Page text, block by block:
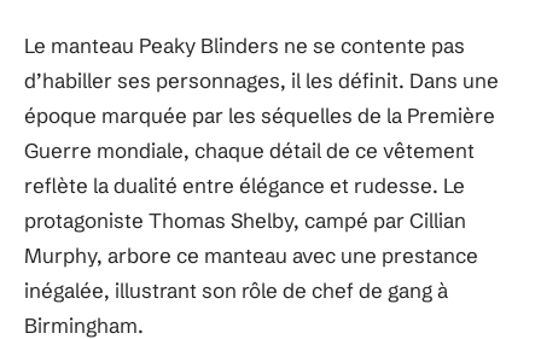
Le manteau Peaky Blinders ne se contente pas
d’habiller ses personnages, il les définit. Dans une
époque marquée par les séquelles de la Première
Guerre mondiale, chaque détail de ce vêtement
reflète la dualité entre élégance et rudesse. Le
protagoniste Thomas Shelby, campé par Cillian
Murphy, arbore ce manteau avec une prestance
inégalée, illustrant son rôle de chef de gang à
Birmingham.